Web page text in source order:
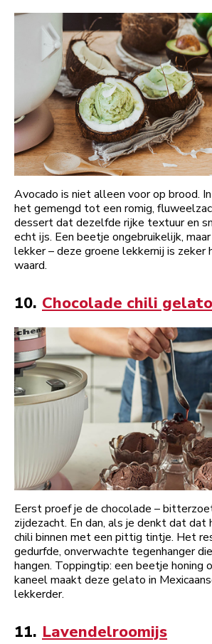
Avocado is niet alleen voor op brood.
het gemengd tot een romig,
dessert dat dezelfde rijke textuur en
echt ijs. Een beetje ongebruikelijk,
lekker – deze groene lekkernij is zeker
waard.
10. Chocolade chili gelato
Eerst proef je de chocolade –
zijdezacht. En dan, als je denkt dat
chili binnen met een pittig tintje. Het
gedurfde, onverwachte tegenhanger
hangen. Toppingtip: een beetje honing
kaneel maakt deze gelato in
lekkerder.
11. Lavendelroomijs